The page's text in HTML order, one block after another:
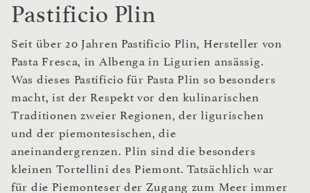
Pastificio Plin
Seit über 20 Jahren Pastificio Plin, Hersteller von
Pasta Fresca, in Albenga in Ligurien ansässig.
Was dieses Pastificio für Pasta Plin so besonders
macht, ist der Respekt vor den kulinarischen
Traditionen zweier Regionen, der ligurischen
und der piemontesischen, die
aneinandergrenzen. Plin sind die besonders
kleinen Tortellini des Piemont. Tatsächlich war
für die Piemonteser der Zugang zum Meer immer